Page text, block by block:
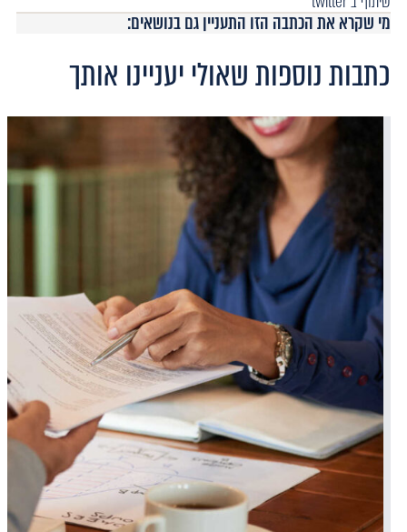
מי שקרא את הכתבה הזו התעניין גם בנושאים:
כתבות נוספות שאולי יעניינו אותך